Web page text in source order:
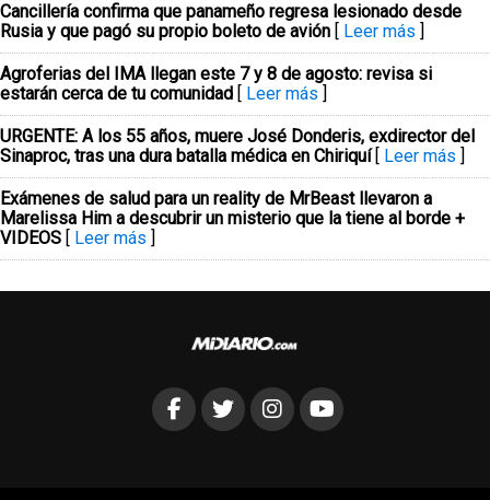
Cancillería confirma que panameño regresa lesionado desde
Rusia y que pagó su propio boleto de avión [ Leer más ]
Agroferias del IMA llegan este 7 y 8 de agosto: revisa si
estarán cerca de tu comunidad [ Leer más ]
URGENTE: A los 55 años, muere José Donderis, exdirector del
Sinaproc, tras una dura batalla médica en Chiriquí [ Leer más ]
Exámenes de salud para un reality de MrBeast llevaron a
Marelissa Him a descubrir un misterio que la tiene al borde +
VIDEOS [ Leer más ]